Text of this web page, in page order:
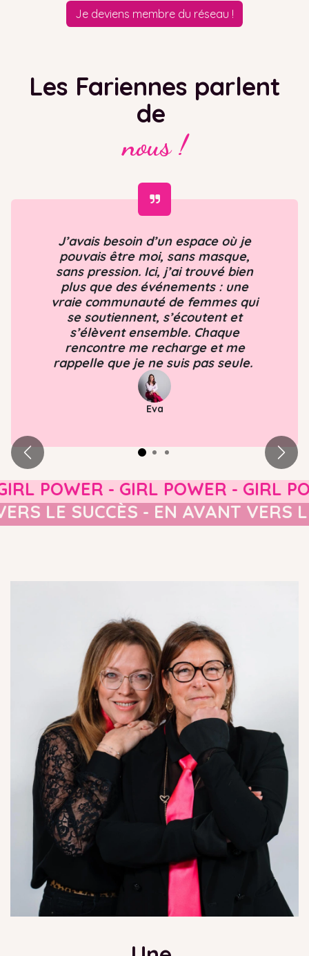
Je deviens membre du réseau !
Les Fariennes parlent
de
nous !
J’avais besoin d’un espace où je
pouvais être moi, sans masque,
sans pression. Ici, j’ai trouvé bien
plus que des événements : une
vraie communauté de femmes qui
se soutiennent, s’écoutent et
s’élèvent ensemble. Chaque
rencontre me recharge et me
rappelle que je ne suis pas seule.
Eva
Précédent
POWER - GIRL POWER - GIRL
VERS LE SUCCÈS - EN AVANT